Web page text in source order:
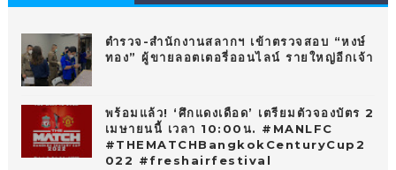
ตำรวจ-สำนักงานสลากฯ เข้าตรวจสอบ “หงษ์
ทอง” ผู้ขายลอตเตอรี่ออนไลน์ รายใหญ่อีกเจ้า
พร้อมแล้ว! ‘ศึกแดงเดือด’ เตรียมตัวจองบัตร 2
เมษายนนี้ เวลา 10:00น. #MANLFC
#THEMATCHBangkokCenturyCup2
022 #freshairfestival